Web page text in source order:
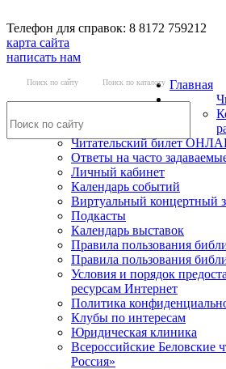
Телефон для справок: 8 8172 759212
карта сайта
написать нам
Поиск по сайту Поиск по каталогу Главная
Читательский билет
Ответы на часто
Личный кабинет
Календарь событий
Виртуальный концертный
Подкасты
Календарь выставок
Правила пользования
Правила пользования
Условия и порядок
ресурсам Интернет
Политика
Клубы по интересам
Юридическая клиника
Всероссийские Беловские
Россия»